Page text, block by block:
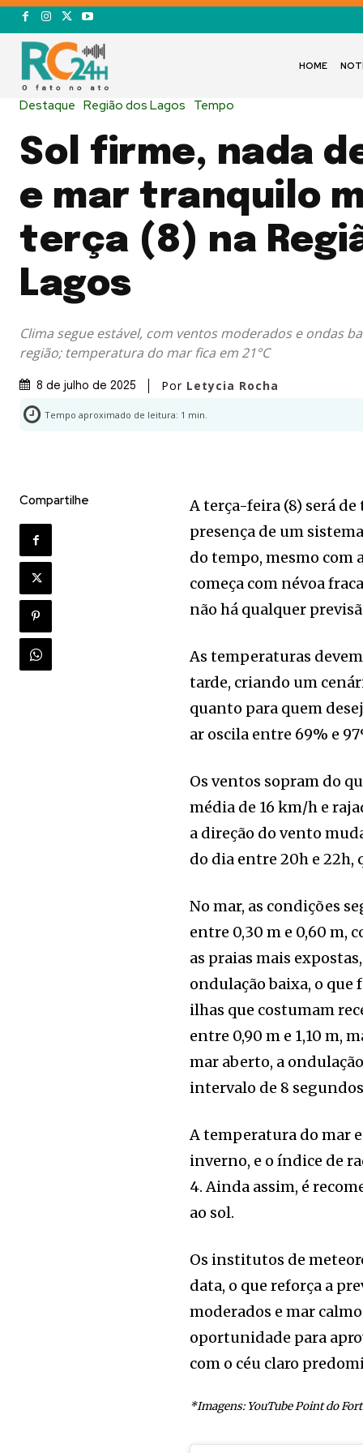
HOME
Destaque Região dos Lagos Tempo
Sol firme, nada
e mar tranquilo
terça (8) na
Lagos
Clima segue estável, com ventos moderados e ondas
região; temperatura do mar fica em 21°C
8 de julho de 2025 Por Letycia Rocha
Tempo aproximado de leitura: 1 min.
Compartilhe
A terça-feira (8) será
presença de um
do tempo, mesmo com
começa com névoa
não há qualquer
As temperaturas devem
tarde, criando um
quanto para quem
ar oscila entre 69% e
Os ventos sopram do
média de 16 km/h e
a direção do vento
do dia entre 20h e 22h,
No mar, as condições
entre 0,30 m e 0,60 m,
as praias mais
ondulação baixa, o que
ilhas que costumam
entre 0,90 m e 1,10 m,
mar aberto, a
intervalo de 8
A temperatura do mar
inverno, e o índice de
4. Ainda assim, é
ao sol.
Os institutos de
data, o que reforça a
moderados e mar
oportunidade para
com o céu claro
*Imagens: YouTube Point do